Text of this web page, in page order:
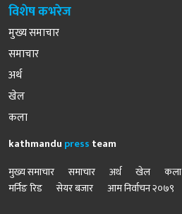
विशेष कभरेज
मुख्य समाचार
समाचार
अर्थ
खेल
कला
kathmandu press team
मुख्य समाचार
समाचार अर्थ खेल कला
मर्निङ रिड
सेयर बजार आम निर्वाचन २०७९